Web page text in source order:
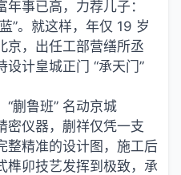
事已高，力荐儿子：
”。就这样，年仅 19 岁
京，出任工部营缮所丞
设计皇城正门 “承天门”
“蒯鲁班” 名动京城
密仪器，蒯祥仅凭一支
整精准的设计图，施工后
榫卯技艺发挥到极致，承